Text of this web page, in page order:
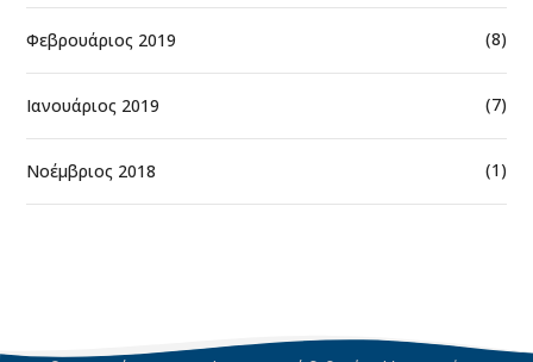
Φεβρουάριος 2019 (8)
Ιανουάριος 2019 (7)
Νοέμβριος 2018 (1)